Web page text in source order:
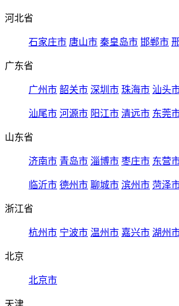
河北省
石家庄市 唐山市 秦皇岛市 邯郸市
广东省
广州市 韶关市 深圳市 珠海市 汕头
汕尾市 河源市 阳江市 清远市 东莞
山东省
济南市 青岛市 淄博市 枣庄市 东营
临沂市 德州市 聊城市 滨州市 菏泽
浙江省
杭州市 宁波市 温州市 嘉兴市 湖州
北京
北京市
天津